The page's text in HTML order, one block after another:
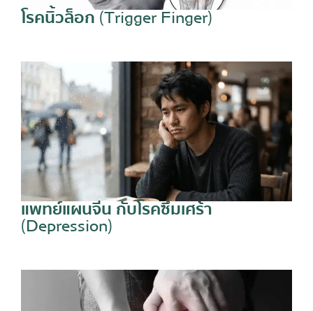
โรคนิ้วล็อก (Trigger Finger)
แพทย์แผนจีน กับโรคซึมเศร้า
(Depression)